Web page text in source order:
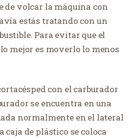
de volcar la máquina con
estás tratando con un
Para evitar que el
mejor es moverlo lo menos
con el carburador
se encuentra en una
normalmente en el lateral
caja de plástico se coloca